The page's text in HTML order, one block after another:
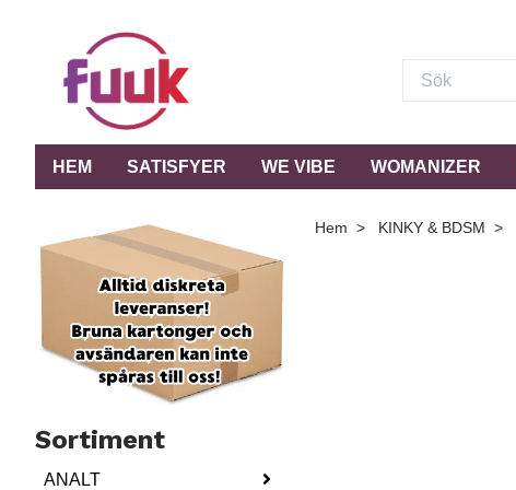
HEM SATISFYER WE VIBE WOMANIZER
Sortiment
ANALT
Hem KINKY & BDSM